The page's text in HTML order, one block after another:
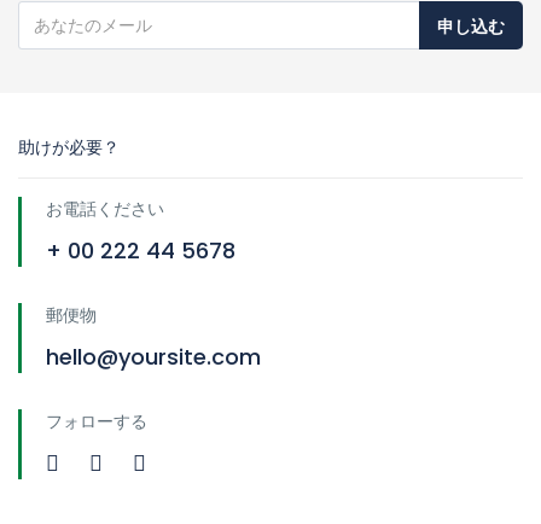
申し込む
助けが必要？
お電話ください
+ 00 222 44 5678
郵便物
hello@yoursite.com
フォローする